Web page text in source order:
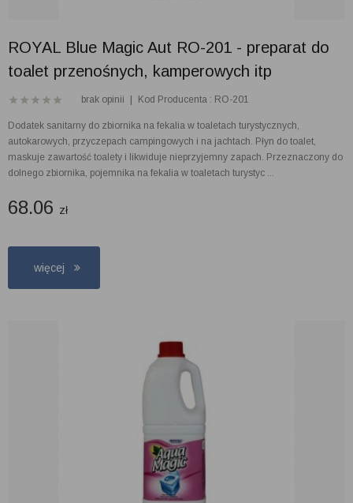
ROYAL Blue Magic Aut RO-201 - preparat do
toalet przenośnych, kamperowych itp
brak opinii Kod Producenta : RO-201
Dodatek sanitarny do zbiornika na fekalia w toaletach turystycznych,
autokarowych, przyczepach campingowych i na jachtach. Płyn do toalet,
maskuje zawartość toalety i likwiduje nieprzyjemny zapach. Przeznaczony do
dolnego zbiornika, pojemnika na fekalia w toaletach turystyc ...
68.06 zł
więcej